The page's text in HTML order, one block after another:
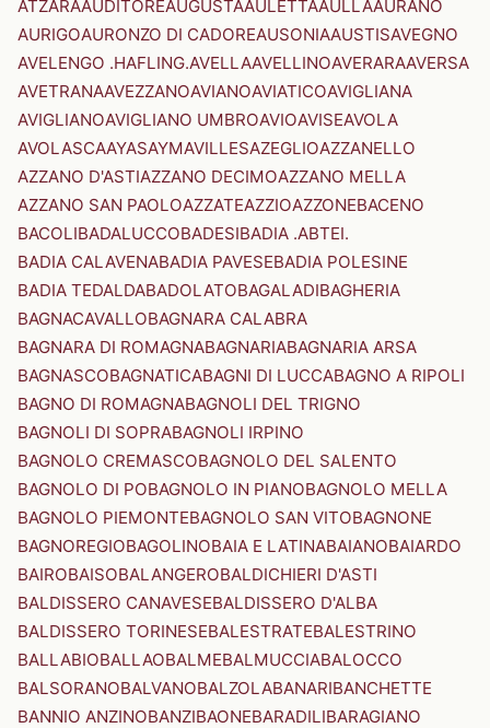
ATZARAAUDITOREAUGUSTAAULETTAAULLAAURANO
AURIGOAURONZO DI CADOREAUSONIAAUSTISAVEGNO
AVELENGO .HAFLING.AVELLAAVELLINOAVERARAAVERSA
AVETRANAAVEZZANOAVIANOAVIATICOAVIGLIANA
AVIGLIANOAVIGLIANO UMBROAVIOAVISEAVOLA
AVOLASCAAYASAYMAVILLESAZEGLIOAZZANELLO
AZZANO D'ASTIAZZANO DECIMOAZZANO MELLA
AZZANO SAN PAOLOAZZATEAZZIOAZZONEBACENO
BACOLIBADALUCCOBADESIBADIA .ABTEI.
BADIA CALAVENABADIA PAVESEBADIA POLESINE
BADIA TEDALDABADOLATOBAGALADIBAGHERIA
BAGNACAVALLOBAGNARA CALABRA
BAGNARA DI ROMAGNABAGNARIABAGNARIA ARSA
BAGNASCOBAGNATICABAGNI DI LUCCABAGNO A RIPOLI
BAGNO DI ROMAGNABAGNOLI DEL TRIGNO
BAGNOLI DI SOPRABAGNOLI IRPINO
BAGNOLO CREMASCOBAGNOLO DEL SALENTO
BAGNOLO DI POBAGNOLO IN PIANOBAGNOLO MELLA
BAGNOLO PIEMONTEBAGNOLO SAN VITOBAGNONE
BAGNOREGIOBAGOLINOBAIA E LATINABAIANOBAIARDO
BAIROBAISOBALANGEROBALDICHIERI D'ASTI
BALDISSERO CANAVESEBALDISSERO D'ALBA
BALDISSERO TORINESEBALESTRATEBALESTRINO
BALLABIOBALLAOBALMEBALMUCCIABALOCCO
BALSORANOBALVANOBALZOLABANARIBANCHETTE
BANNIO ANZINOBANZIBAONEBARADILIBARAGIANO